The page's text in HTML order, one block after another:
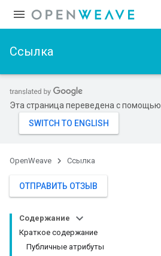
Ссылка
Эта страница переведена с помощью
OpenWeave Ссылка
ОТПРАВИТЬ ОТЗЫВ
Содержание
Краткое содержание
Публичные атрибуты